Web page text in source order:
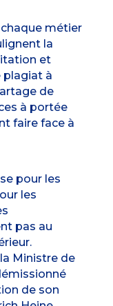
métier
la
et
plagiat à
de
à portée
faire face à
pour les
les
pas au
la Ministre de
de son